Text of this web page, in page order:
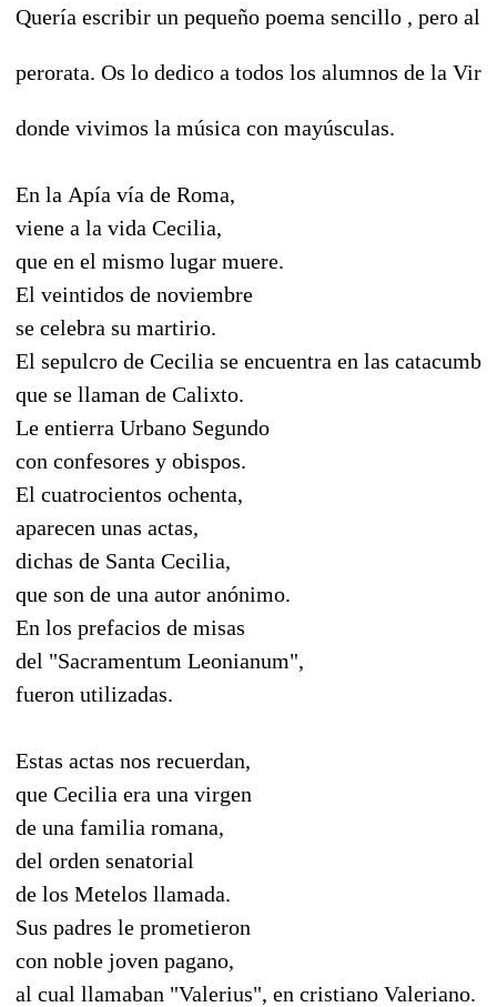
Quería escribir un pequeño poema sencillo , pero al
perorata. Os lo dedico a todos los alumnos de la
donde vivimos la música con mayúsculas.
En la Apía vía de Roma,
viene a la vida Cecilia,
que en el mismo lugar muere.
El veintidos de noviembre
se celebra su martirio.
El sepulcro de Cecilia se encuentra en las
que se llaman de Calixto.
Le entierra Urbano Segundo
con confesores y obispos.
El cuatrocientos ochenta,
aparecen unas actas,
dichas de Santa Cecilia,
que son de una autor anónimo.
En los prefacios de misas
del "Sacramentum Leonianum",
fueron utilizadas.
Estas actas nos recuerdan,
que Cecilia era una virgen
de una familia romana,
del orden senatorial
de los Metelos llamada.
Sus padres le prometieron
con noble joven pagano,
al cual llamaban "Valerius", en cristiano Valeriano.